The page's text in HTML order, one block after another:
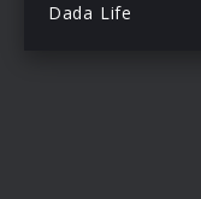
Dada Life